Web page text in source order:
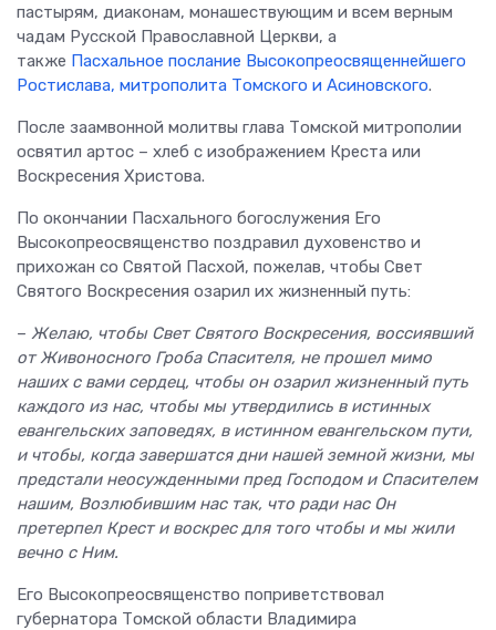
пастырям, диаконам, монашествующим и всем верным
чадам Русской Православной Церкви, а
также Пасхальное послание Высокопреосвященнейшего
Ростислава, митрополита Томского и Асиновского.
После заамвонной молитвы глава Томской митрополии
освятил артос – хлеб с изображением Креста или
Воскресения Христова.
По окончании Пасхального богослужения Его
Высокопреосвященство поздравил духовенство и
прихожан со Святой Пасхой, пожелав, чтобы Свет
Святого Воскресения озарил их жизненный путь:
– Желаю, чтобы Свет Святого Воскресения, воссиявший
от Живоносного Гроба Спасителя, не прошел мимо
наших с вами сердец, чтобы он озарил жизненный путь
каждого из нас, чтобы мы утвердились в истинных
евангельских заповедях, в истинном евангельском пути,
и чтобы, когда завершатся дни нашей земной жизни, мы
предстали неосужденными пред Господом и Спасителем
нашим, Возлюбившим нас так, что ради нас Он
претерпел Крест и воскрес для того чтобы и мы жили
вечно с Ним.
Его Высокопреосвященство поприветствовал
губернатора Томской области Владимира